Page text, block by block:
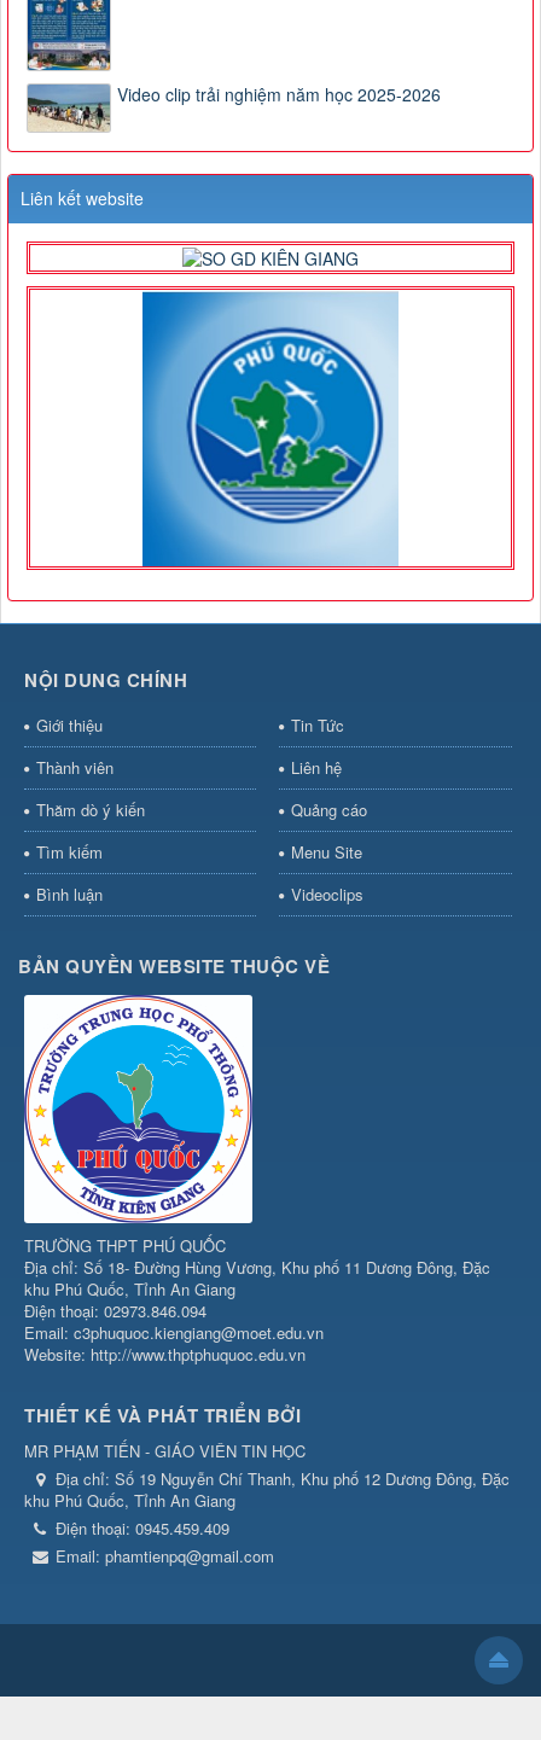
Video clip trải nghiệm năm học 2025-2026
Liên kết website
NỘI DUNG CHÍNH
Giới thiệu
Tin Tức
Thành viên
Liên hệ
Thăm dò ý kiến
Quảng cáo
Tìm kiếm
Menu Site
Bình luận
Videoclips
BẢN QUYỀN WEBSITE THUỘC VỀ
TRƯỜNG THPT PHÚ QUỐC
Địa chỉ: Số 18- Đường Hùng Vương, Khu phố 11 Dương Đông, Đặc
khu Phú Quốc, Tỉnh An Giang
Điện thoại: 02973.846.094
Email: c3phuquoc.kiengiang@moet.edu.vn
Website: http://www.thptphuquoc.edu.vn
THIẾT KẾ VÀ PHÁT TRIỂN BỞI
MR PHẠM TIẾN - GIÁO VIÊN TIN HỌC
Địa chỉ: Số 19 Nguyễn Chí Thanh, Khu phố 12 Dương Đông, Đặc
khu Phú Quốc, Tỉnh An Giang
Điện thoại: 0945.459.409
Email: phamtienpq@gmail.com